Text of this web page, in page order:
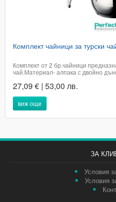
Комплект чайници за турски
Комплект от 2 бр.чайници
чай.Материал- алпака с двойно
съдомиялна машинаПроизход
ДДСДоставката е в рамките на 2...
27,09 € | 53,00 лв.
виж още
ЗА
Условия
Условия